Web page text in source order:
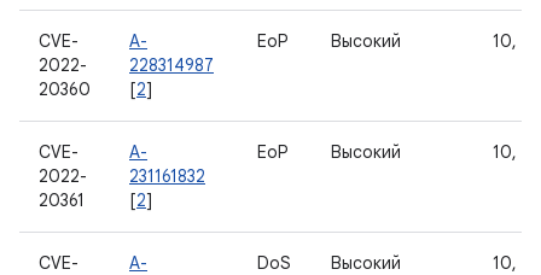
CVE-
2022-
20360
A-
228314987
[2]
EoP Высокий 10,
CVE-
2022-
20361
A-
231161832
[2]
EoP Высокий 10,
CVE-
A-
DoS Высокий 10,